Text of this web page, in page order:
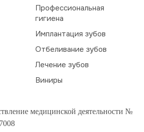
Профессиональная
гигиена
Имплантация зубов
Отбеливание зубов
Лечение зубов
Виниры
медицинской деятельности №